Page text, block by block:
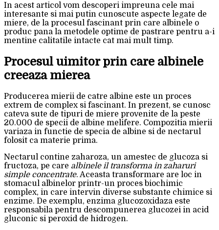
In acest articol vom descoperi impreuna cele mai
interesante si mai putin cunoscute aspecte legate de
miere, de la procesul fascinant prin care albinele o
produc pana la metodele optime de pastrare pentru a-i
mentine calitatile intacte cat mai mult timp.
Procesul uimitor prin care albinele
creeaza mierea
Producerea mierii de catre albine este un proces
extrem de complex si fascinant. In prezent, se cunosc
cateva sute de tipuri de miere provenite de la peste
20.000 de specii de albine melifere. Compozitia mierii
variaza in functie de specia de albine si de nectarul
folosit ca materie prima.
Nectarul contine zaharoza, un amestec de glucoza si
fructoza, pe care albinele il transforma in zaharuri
simple concentrate. Aceasta transformare are loc in
stomacul albinelor printr-un proces biochimic
complex, in care intervin diverse substante chimice si
enzime. De exemplu, enzima glucozoxidaza este
responsabila pentru descompunerea glucozei in acid
gluconic si peroxid de hidrogen.